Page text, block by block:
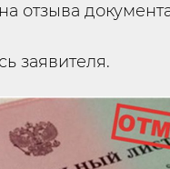
отзыва
заявителя.